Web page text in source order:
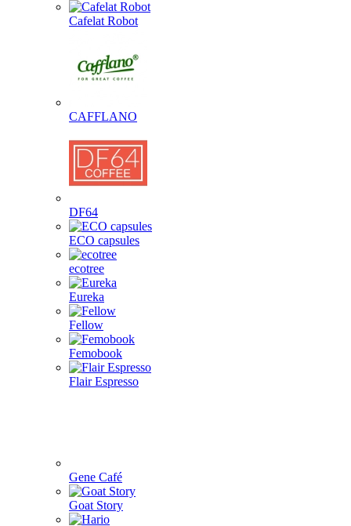
Cafelat Robot
CAFFLANO
DF64
ECO capsules
ecotree
Eureka
Fellow
Femobook
Flair Espresso
Gene Café
Goat Story